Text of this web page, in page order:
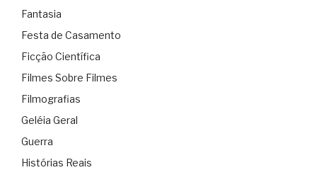
Fantasia
Festa de Casamento
Ficção Científica
Filmes Sobre Filmes
Filmografias
Geléia Geral
Guerra
Histórias Reais